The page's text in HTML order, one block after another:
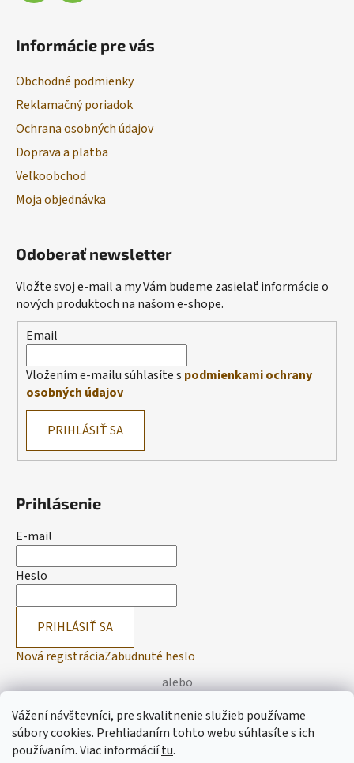
Vážení návštevníci, pre skvalitnenie služieb používame
súbory cookies. Prehliadaním tohto webu súhlasíte s ich
používaním.Viac informáciítu.
Informácie pre vás
Obchodné podmienky
Reklamačný poriadok
Ochrana osobných údajov
Doprava a platba
Veľkoobchod
Moja objednávka
Odoberať newsletter
Vložte svoj e-mail a my Vám budeme zasielať informácie o
nových produktoch na našom e-shope.
Email
Vložením e-mailu súhlasíte s podmienkami ochrany
osobných údajov
PRIHLÁSIŤ SA
Prihlásenie
E-mail
Heslo
PRIHLÁSIŤ SA
Nová registráciaZabudnuté heslo
alebo
Prihlásiť sa cez Facebook
Prihlásiť sa cez Google